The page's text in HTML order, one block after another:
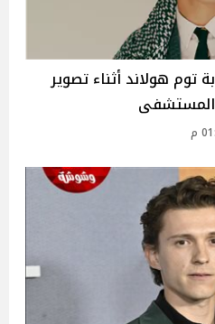
توم هولاند أثناء تصوير
المستشفى